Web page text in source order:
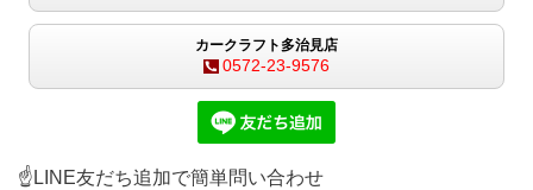
カークラフト多治見店
0572-23-9576
☝LINE友だち追加で簡単問い合わせ